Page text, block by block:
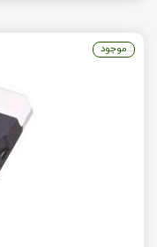
موجود